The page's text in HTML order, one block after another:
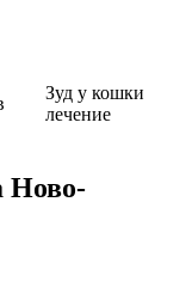
Зуд у кошки
лечение
Ново-